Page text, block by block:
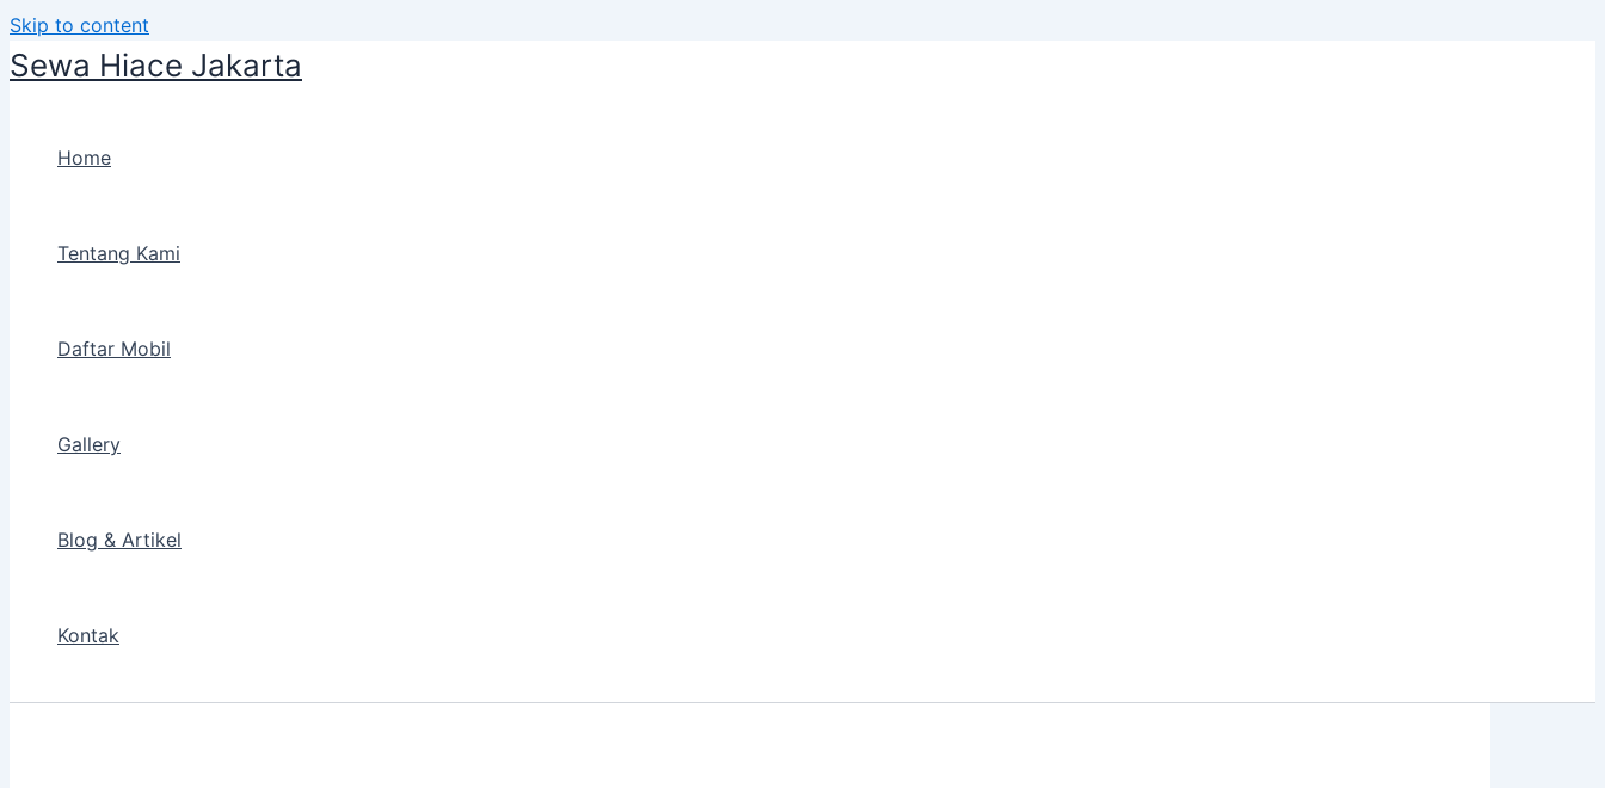
Skip to content
Sewa Hiace Jakarta
Home
Tentang Kami
Daftar Mobil
Gallery
Blog & Artikel
Kontak